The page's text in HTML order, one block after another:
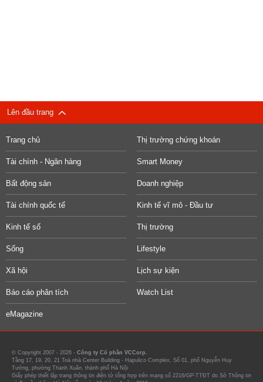
Lên đầu trang
Trang chủ Thị trường chứng khoán
Tài chính - Ngân hàng Smart Money
Bất động sản Doanh nghiệp
Tài chính quốc tế Kinh tế vĩ mô - Đầu tư
Kinh tế số Thị trường
Sống Lifestyle
Xã hội Lịch sự kiện
Báo cáo phân tích Watch List
eMagazine
© Copyright 2007 - 2026 - Công ty Cổ phần VCCorp.
Tầng 17, 19, 20, 21 Toà nhà Center Building - Hapulico Complex, Số 01, phố Nguyễn Huy
Tưởng, phường Thanh Xuân, thành phố Hà Nội
Giấy phép thiết lập trang thông tin điện tử tổng hợp trên mạng số 2216/GP-TTĐT do Sở Thông tin